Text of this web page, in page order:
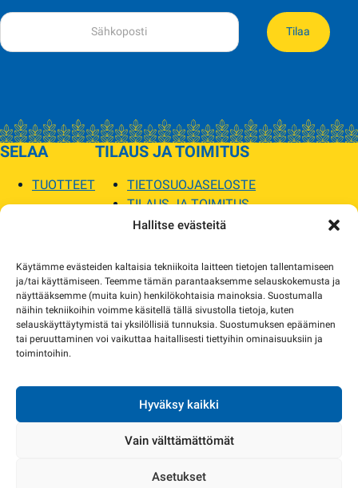
Hallitse evästeitä
Käytämme evästeiden kaltaisia tekniikoita laitteen tietojen tallentamiseen
ja/tai käyttämiseen. Teemme tämän parantaaksemme selauskokemusta ja
näyttääksemme (muita kuin) henkilökohtaisia mainoksia. Suostumalla
näihin tekniikoihin voimme käsitellä tällä sivustolla tietoja, kuten
selauskäyttäytymistä tai yksilöllisiä tunnuksia. Suostumuksen epääminen
tai peruuttaminen voi vaikuttaa haitallisesti tiettyihin ominaisuuksiin ja
toimintoihin.
Hyväksy kaikki
Vain välttämättömät
Asetukset
Tilaa
SELAA
TUOTTEET
TILAUS JA TOIMITUS
TIETOSUOJASELOSTE
TILAUS JA TOIMITUS
TOIMITUSEHDOT
MYYMÄLÄT JA YHTEYSTIEDOT
USEIN KYSYTYT
AJANKOHTAISTA
yhteyttä ja sovimme korvaavista tuotteista.
Copyright 2024 Sopilka.fi – kaikki oikeudet pidätetään